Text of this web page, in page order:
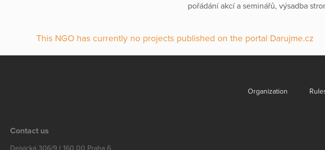
pořádání akcí a seminářů, výsadba
This NGO has currently no projects published on the portal Darujme.cz
Organization
Contact us
Dejvická 306/9 | 160 00 Praha 6